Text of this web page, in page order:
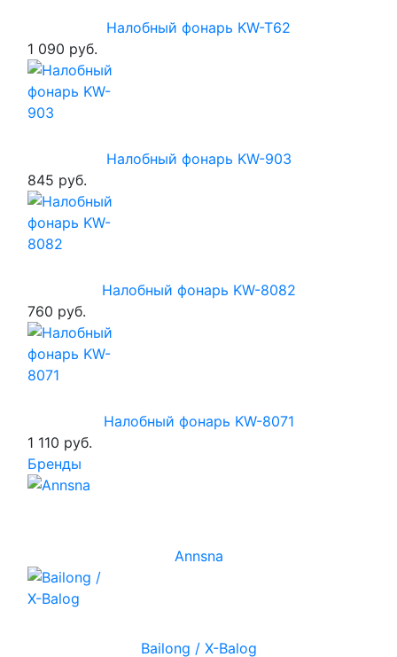
Налобный фонарь KW-T62
1 090 руб.
Налобный фонарь KW-903
845 руб.
Налобный фонарь KW-8082
760 руб.
Налобный фонарь KW-8071
1 110 руб.
Бренды
Annsna
Bailong / X-Balog